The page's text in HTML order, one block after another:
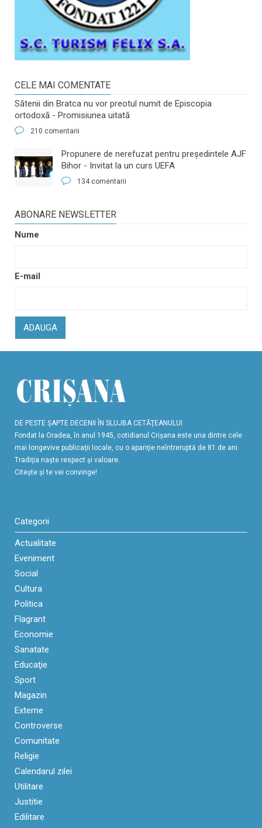
CELE MAI COMENTATE
Sătenii din Bratca nu vor preotul numit de Episcopia
ortodoxă - Promisiunea uitată
210 comentarii
​Propunere de nerefuzat pentru preşedintele AJF
Bihor - Invitat la un curs UEFA
134 comentarii
ABONARE NEWSLETTER
Nume
E-mail
ADAUGA
DE PESTE ŞAPTE DECENII ÎN SLUJBA CETĂŢEANULUI
Fondat la Oradea, în anul 1945, cotidianul Crişana este una dintre cele
mai longevive publicaţii locale, cu o apariţie neîntreruptă de 81 de ani.
Tradiţia naşte respect şi valoare.
Citeşte şi te vei convinge!
Categorii
Actualitate
Eveniment
Social
Cultura
Politica
Flagrant
Economie
Sanatate
Educaţie
Sport
Magazin
Externe
Controverse
Comunitate
Religie
Calendarul zilei
Utilitare
Justitie
Edilitare